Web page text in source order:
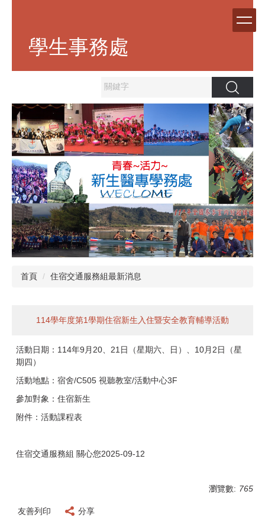
容
學生事務處
搜尋
首頁 住宿交通服務組最新消息
114學年度第1學期住宿新生入住暨安全教育輔導活動
活動日期：114年9月20、21日（星期六、日）、10月2日（星
期四）
活動地點：宿舍/C505 視聽教室/活動中心3F
參加對象：住宿新生
附件： 活動課程表
住宿交通服務組 關心您2025-09-12
瀏覽數: 765
友善列印 分享